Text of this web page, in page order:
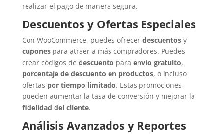
realizar el pago de manera segura.
Descuentos y Ofertas Especiales
Con WooCommerce, puedes ofrecer descuentosy
cuponespara atraer a más compradores. Puedes
crear códigos de descuento para envío gratuito,
porcentaje de descuento en productos, o incluso
ofertas por tiempo limitado. Estas promociones
pueden aumentar la tasa de conversión y mejorar la
fidelidad del cliente.
Análisis Avanzados y Reportes